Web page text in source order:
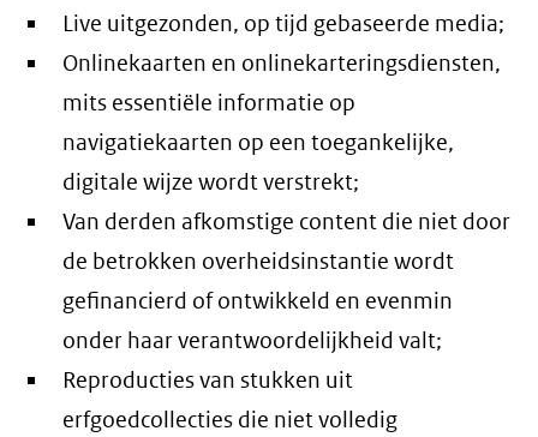
Live uitgezonden, op tijd gebaseerde media;
Onlinekaarten en onlinekarteringsdiensten,
mits essentiële informatie op
navigatiekaarten op een toegankelijke,
digitale wijze wordt verstrekt;
Van derden afkomstige content die niet door
de betrokken overheidsinstantie wordt
gefinancierd of ontwikkeld en evenmin
onder haar verantwoordelijkheid valt;
Reproducties van stukken uit
erfgoedcollecties die niet volledig